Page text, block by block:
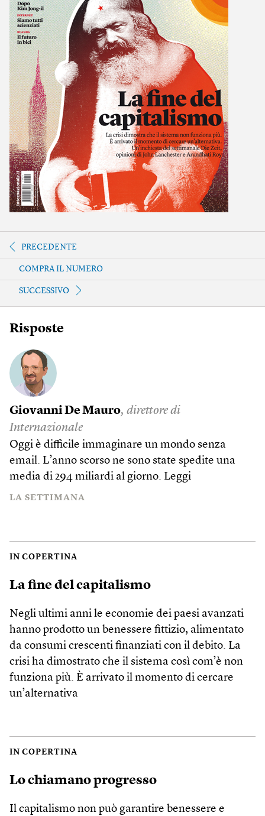
PRECEDENTE
COMPRA IL NUMERO
SUCCESSIVO
Risposte
Giovanni De Mauro, direttore di
Internazionale
Oggi è difficile immaginare un mondo senza
email. L’anno scorso ne sono state spedite una
media di 294 miliardi al giorno. Leggi
LA SETTIMANA
IN COPERTINA
La fine del capitalismo
Negli ultimi anni le economie dei paesi avanzati
hanno prodotto un benessere fittizio, alimentato
da consumi crescenti finanziati con il debito. La
crisi ha dimostrato che il sistema così com’è non
funziona più. È arrivato il momento di cercare
un’alternativa
IN COPERTINA
Lo chiamano progresso
Il capitalismo non può garantire benessere e